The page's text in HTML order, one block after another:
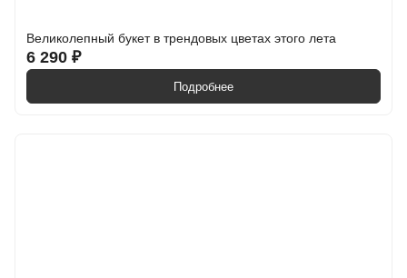
Великолепный букет в трендовых цветах этого лета
6 290 ₽
Подробнее